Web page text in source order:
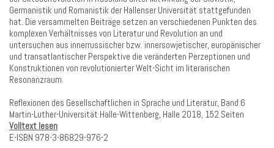
Germanistik und Romanistik der Hallenser Universität stattgefunden
hat. Die versammelten Beiträge setzen an verschiedenen Punkten des
komplexen Verhältnisses von Literatur und Revolution an und
untersuchen aus innerrussischer bzw. innersowjetischer, europänischer
und transatlantischer Perspektive die veränderten Perzeptionen und
Konstruktionen von revolutionierter Welt-Sicht im literarischen
Resonanzraum.
Reflexionen des Gesellschaftlichen in Sprache und Literatur, Band 6
Martin-Luther-Universität Halle-Wittenberg, Halle 2018, 152 Seiten
Volltext lesen
E-ISBN 978-3-86829-976-2